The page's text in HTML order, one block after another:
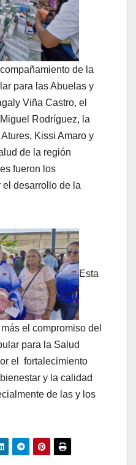
de la
para las Abuelas y
Viña Castro, el
Rodríguez, la
Kissi Amaro y
de la región
fueron los
desarrollo de la
Esta
el compromiso del
para la Salud
el fortalecimiento
y la calidad
de las y los